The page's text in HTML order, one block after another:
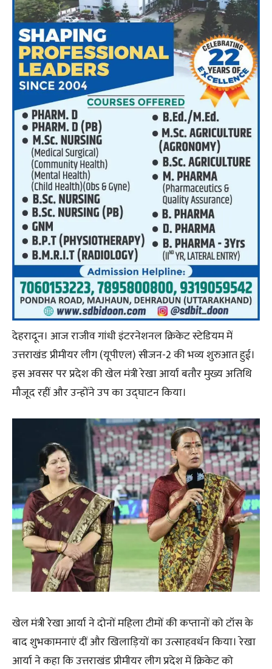
देहरादून। आज राजीव गांधी इंटरनेशनल क्रिकेट स्टेडियम में
उत्तराखंड प्रीमीयर लीग (यूपीएल) सीजन-2 की भव्य शुरुआत हुई।
इस अवसर पर प्रदेश की खेल मंत्री रेखा आर्या बतौर मुख्य अतिथि
मौजूद रहीं और उन्होंने उप का उद्घाटन किया।
खेल मंत्री रेखा आर्या ने दोनों महिला टीमों की कप्तानों को टॉस के
बाद शुभकामनाएं दीं और खिलाड़ियों का उत्साहवर्धन किया। रेखा
आर्या ने कहा कि उत्तराखंड प्रीमीयर लीग प्रदेश में क्रिकेट को